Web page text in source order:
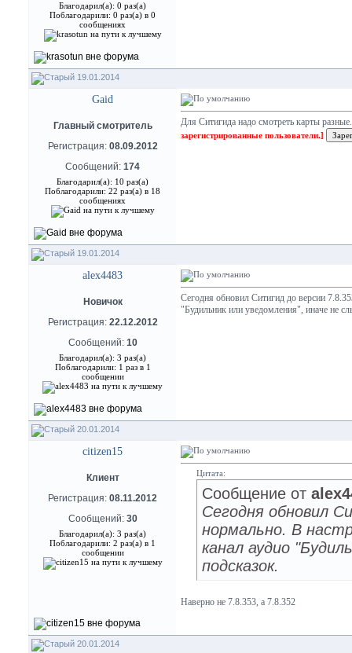
Благодарил(а): 0 раз(а)
Поблагодарили: 0 раз(а) в 0
сообщениях
19.01.2014
Gaid
Главный смотритель
Регистрация: 08.09.2012
Сообщений: 174
Благодарил(а): 10 раз(а)
Поблагодарили: 22 раз(а) в 18
сообщениях
Для Ситигида надо смотреть карты
зарегистрированные пользователи.]
19.01.2014
alex4483
Новичок
Регистрация: 22.12.2012
Сообщений: 10
Благодарил(а): 3 раз(а)
Поблагодарили: 1 раз в 1
сообщении
Сегодня обновил Ситигид до версии
"Будильник или уведомления", иначе не
20.01.2014
citizen15
Клиент
Регистрация: 08.11.2012
Сообщений: 30
Благодарил(а): 3 раз(а)
Поблагодарили: 2 раз(а) в 1
сообщении
Цитата:
Сообщение от
Сегодня обновил
нормально. В
канал аудио
подсказок.
Наверно не 7.8.353, а 7.8.352
20.01.2014